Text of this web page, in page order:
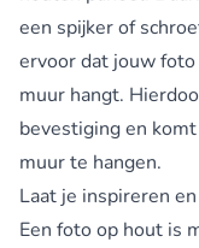
een spijker of
ervoor dat jouw
muur hangt.
bevestiging en
muur te hangen.
Laat je inspireren
Een foto op hout is